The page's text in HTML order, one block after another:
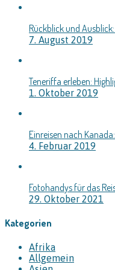
Rückblick und
7. August 2019
Teneriffa erleben:
1. Oktober 2019
Einreisen nach
4. Februar 2019
Fotohandys für das
29. Oktober 2021
Kategorien
Afrika
Allgemein